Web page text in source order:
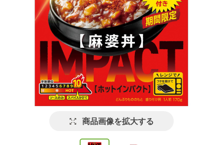
商品画像を拡大する